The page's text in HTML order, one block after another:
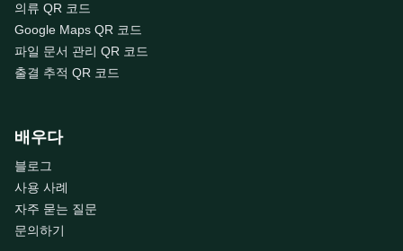
의류 QR 코드
Google Maps QR 코드
파일 문서 관리 QR 코드
출결 추적 QR 코드
배우다
블로그
사용 사례
자주 묻는 질문
문의하기